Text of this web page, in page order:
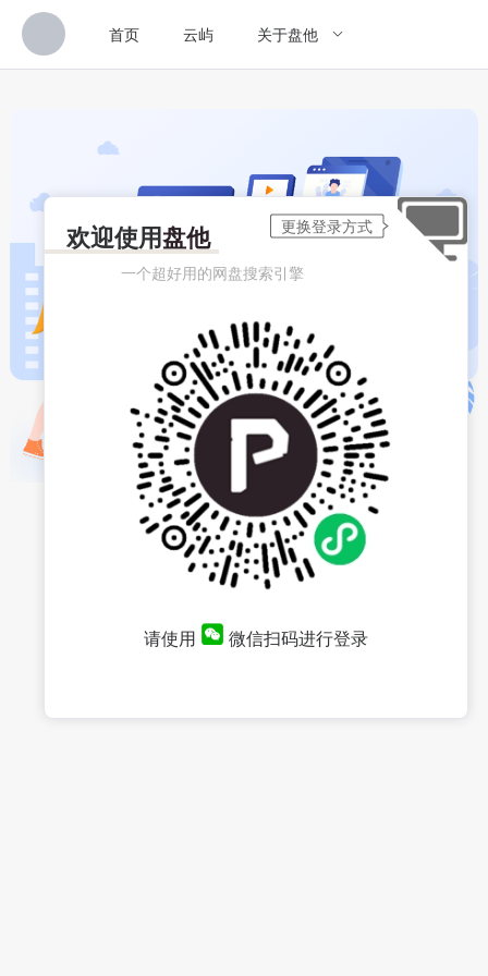
首页 云屿 关于盘他
欢迎使用盘他
一个超好用的网盘搜索引擎
请使用 微信扫码进行登录